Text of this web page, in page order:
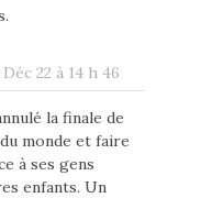
22 à 14 h 46
la finale de
monde et faire
à ses gens
enfants. Un